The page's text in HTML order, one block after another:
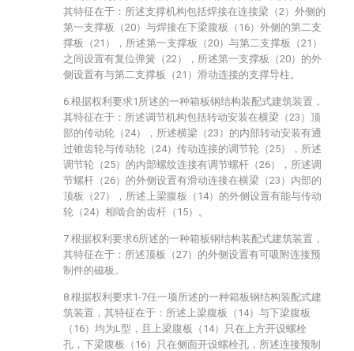
其特征在于：所述支撑机构包括焊接在连接梁（2）外侧的
第一支撑板（20）与焊接在下梁腹板（16）外侧的第二支
撑板（21），所述第一支撑板（20）与第二支撑板（21）
之间设置有复位弹簧（22），所述第一支撑板（20）的外
侧设置有与第二支撑板（21）滑动连接的支撑导柱。
6.根据权利要求1所述的一种箱板钢结构装配式建筑装置，
其特征在于：所述调节机构包括转动安装在横梁（23）顶
部的传动轮（24），所述横梁（23）的内部转动安装有通
过锥齿轮与传动轮（24）传动连接的调节轮（25），所述
调节轮（25）的内部螺纹连接有调节螺杆（26），所述调
节螺杆（26）的外侧设置有滑动连接在横梁（23）内部的
顶板（27），所述上梁腹板（14）的外侧设置有能与传动
轮（24）相啮合的齿杆（15）。
7.根据权利要求6所述的一种箱板钢结构装配式建筑装置，
其特征在于：所述顶板（27）的外侧设置有可吸附连接预
制件的磁板。
8.根据权利要求1-7任一项所述的一种箱板钢结构装配式建
筑装置，其特征在于：所述上梁腹板（14）与下梁腹板
（16）均为L型，且上梁腹板（14）只在上方开设螺栓
孔，下梁腹板（16）只在侧面开设螺栓孔，所述连接预制